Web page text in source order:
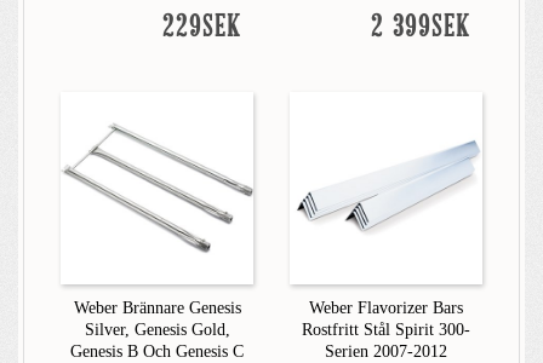
229SEK 2 399SEK
Weber Brännare Genesis
Silver, Genesis Gold,
Genesis B Och Genesis C
Weber Flavorizer Bars
Rostfritt Stål Spirit 300-
Serien 2007-2012